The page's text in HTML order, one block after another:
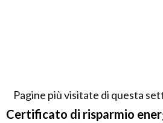
Pagine più visitate di questa
Certificato di risparmio